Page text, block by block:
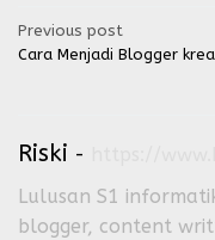
Post
navigation
Previous post
Cara Menjadi Blogger
Riski -
Lulusan S1
blogger, content